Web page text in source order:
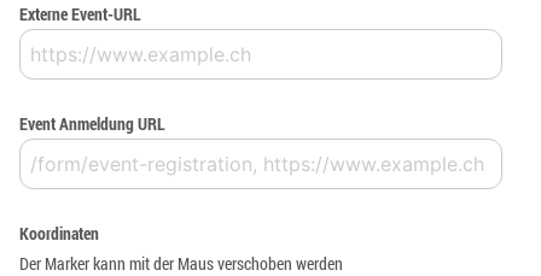
Externe Event-URL
Event Anmeldung URL
Koordinaten
Der Marker kann mit der Maus verschoben werden